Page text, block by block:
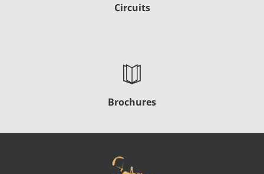
Circuits
Brochures